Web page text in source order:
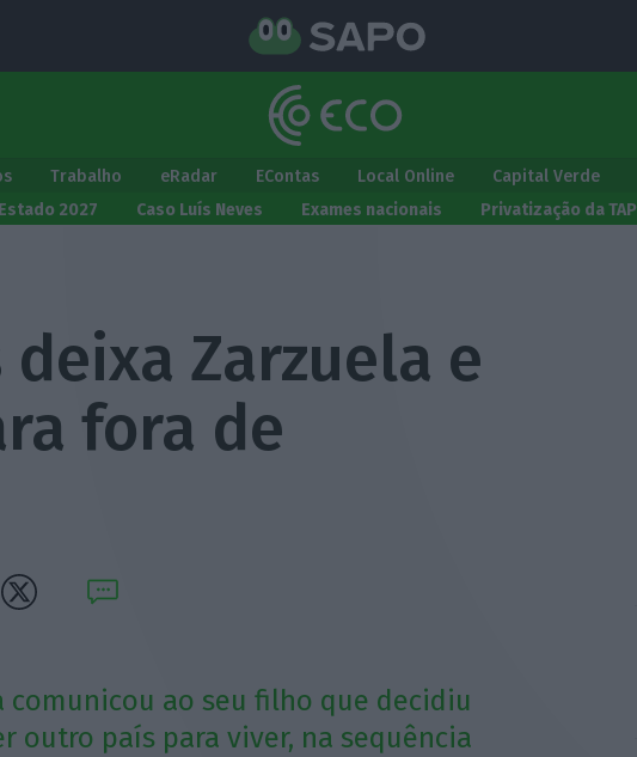
Trabalho eRadar EContas Local Online Capital Verde
2027
Caso Luís Neves Exames nacionais Privatização da TAP
deixa Zarzuela e
fora de
comunicou ao seu filho que decidiu
outro país para viver, na sequência